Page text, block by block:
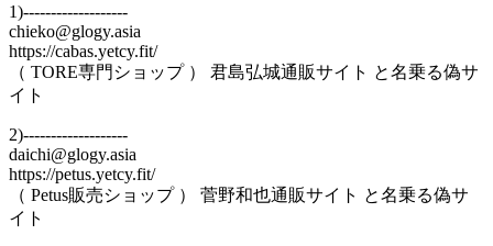
1)-------------------
chieko@glogy.asia
https://cabas.yetcy.fit/
（ TORE専門ショップ ） 君島弘城通販サイト と名乗る偽サ
イト
2)-------------------
daichi@glogy.asia
https://petus.yetcy.fit/
（ Petus販売ショップ ） 菅野和也通販サイト と名乗る偽サ
イト